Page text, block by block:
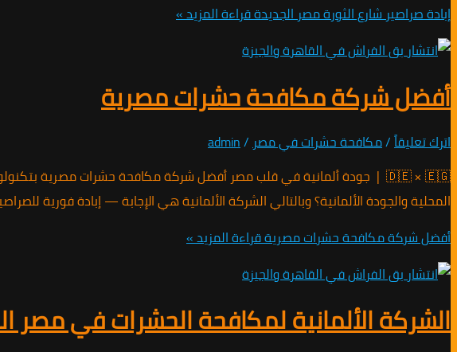
إبادة صراصير شارع الثورة مصر الجديدةقراءة المزيد »
أفضل شركة مكافحة حشرات مصرية
اترك تعليقاً/مكافحة حشرات في مصر/
admin
المحلية والجودة الألمانية؟ وبالتالي الشركة الألمانية هي الإجابة — إبادة فورية للصراصير
أفضل شركة مكافحة حشرات مصريةقراءة المزيد »
الشركة الألمانية لمكافحة الحشرات في مصر